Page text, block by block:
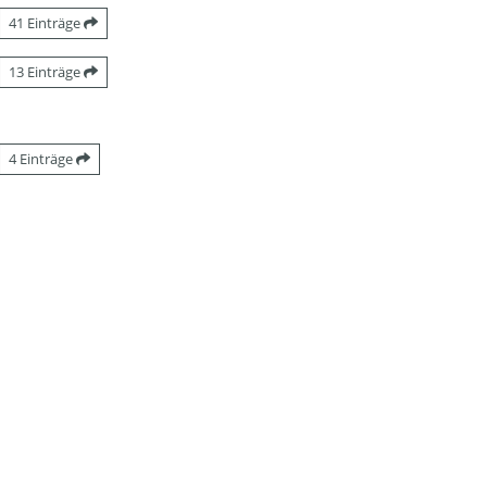
41 Einträge
13 Einträge
4 Einträge